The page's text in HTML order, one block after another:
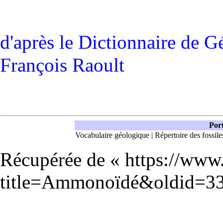
d'après le Dictionnaire de
François Raoult
Vocabulaire géologique | Répertoire des
Récupérée de « https://